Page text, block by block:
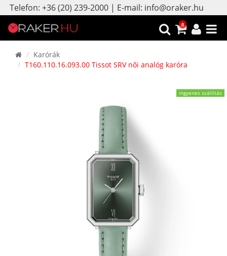
Telefon: +36 (20) 239-2000 | E-mail: info@oraker.hu
0
Karórák
T160.110.16.093.00 Tissot SRV női analóg karóra
ingyenes szállítás